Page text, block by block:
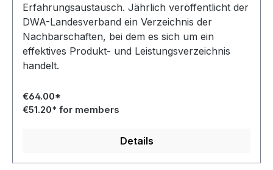
Erfahrungsaustausch. Jährlich veröffentlicht der
DWA-Landesverband ein Verzeichnis der
Nachbarschaften, bei dem es sich um ein
effektives Produkt- und Leistungsverzeichnis
handelt.
€64.00*
€51.20* for members
Details